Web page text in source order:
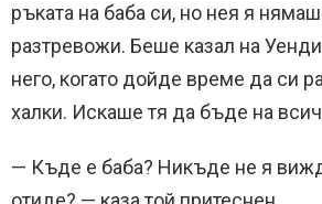
ръката на баба си, но нея я
разтревожи. Беше казал на
него, когато дойде време да си
халки. Искаше тя да бъде на
— Къде е баба? Никъде не я